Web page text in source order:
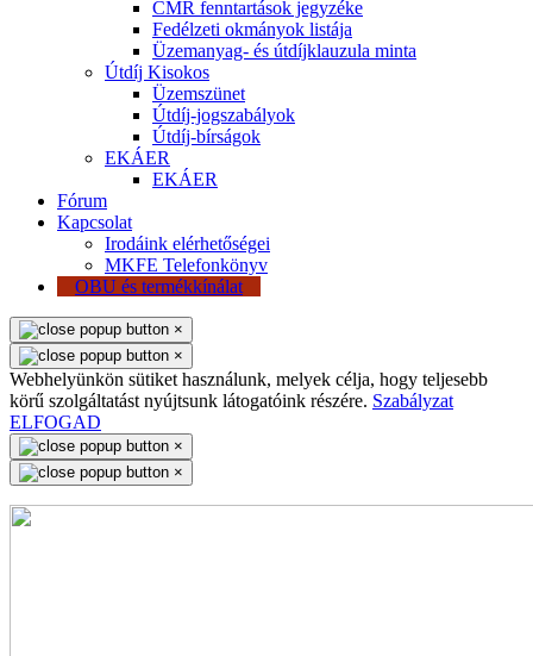
CMR fenntartások jegyzéke
Fedélzeti okmányok listája
Üzemanyag- és útdíjklauzula minta
Útdíj Kisokos
Üzemszünet
Útdíj-jogszabályok
Útdíj-bírságok
EKÁER
EKÁER
Fórum
Kapcsolat
Irodáink elérhetőségei
MKFE Telefonkönyv
OBU és termékkínálat
×
×
Webhelyünkön sütiket használunk, melyek célja, hogy teljesebb
körű szolgáltatást nyújtsunk látogatóink részére. Szabályzat
ELFOGAD
×
×